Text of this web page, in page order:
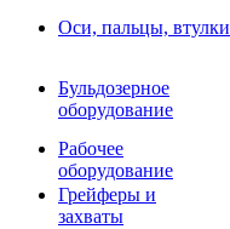
Оси, пальцы, втулки
Бульдозерное
оборудование
Рабочее
оборудование
Грейферы и
захваты